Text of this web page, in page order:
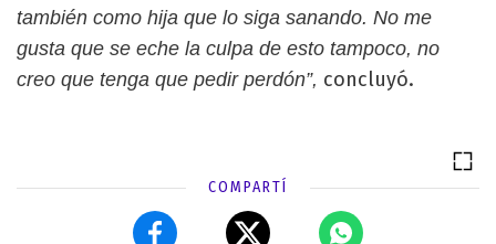
también como hija que lo siga sanando. No me
gusta que se eche la culpa de esto tampoco, no
creo que tenga que pedir perdón”, concluyó.
COMPARTÍ